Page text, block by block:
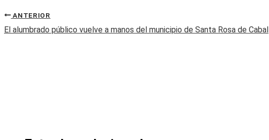
ANTERIOR
El alumbrado público vuelve a manos del municipio de Santa Rosa de Cabal